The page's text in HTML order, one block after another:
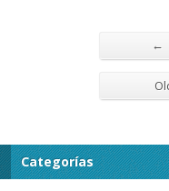
←
Categorías